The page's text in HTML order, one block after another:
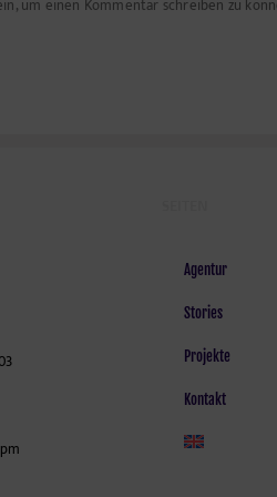
um einen Kommentar schreiben zu
Agentur
Stories
Projekte
Kontakt